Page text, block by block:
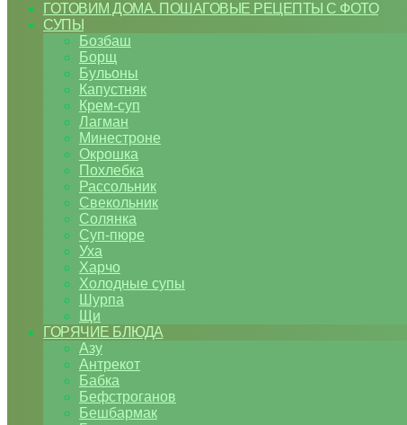
ГОТОВИМ ДОМА. ПОШАГОВЫЕ РЕЦЕПТЫ С ФОТО
СУПЫ
Бозбаш
Борщ
Бульоны
Капустняк
Крем-суп
Лагман
Минестроне
Окрошка
Похлебка
Рассольник
Свекольник
Солянка
Суп-пюре
Уха
Харчо
Холодные супы
Шурпа
Щи
ГОРЯЧИЕ БЛЮДА
Азу
Антрекот
Бабка
Бефстроганов
Бешбармак